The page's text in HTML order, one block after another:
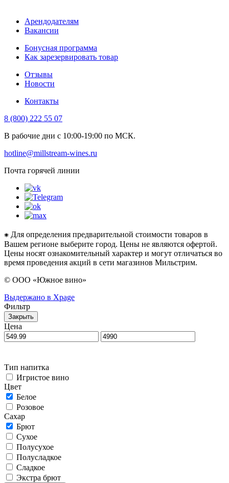
Арендодателям
Вакансии
Бонусная программа
Как зарезервировать товар
Отзывы
Новости
Контакты
8 (800) 222 55 07
В рабочие дни с 10:00-19:00 по МСК.
hotline@millstream-wines.ru
Почта горячей линии
⁕ Для определения предварительной стоимости товаров в
Вашем регионе выберите город. Цены не являются офертой.
Цены носят ознакомительный характер и могут отличаться во
время проведения акций в сети магазинов Мильстрим.
© ООО «Южное вино»
Выдержано в Xpage
Фильтр
Закрыть
Цена
Тип напитка
Игристое вино
Цвет
Белое
Розовое
Сахар
Брют
Сухое
Полусухое
Полусладкое
Сладкое
Экстра брют